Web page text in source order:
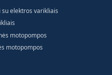
elektros varikliais
motopompos
motopompos